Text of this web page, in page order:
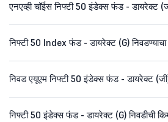
एनएव्ही चॉईस निफ्टी 50 इंडेक्स फंड - डायरेक्ट
निफ्टी 50 Index फंड - डायरेक्ट (G)
निवड एयूएम निफ्टी 50 इंडेक्स फंड - डायरेक्ट
निफ्टी 50 इंडेक्स फंड - डायरेक्ट (G) निवडीची